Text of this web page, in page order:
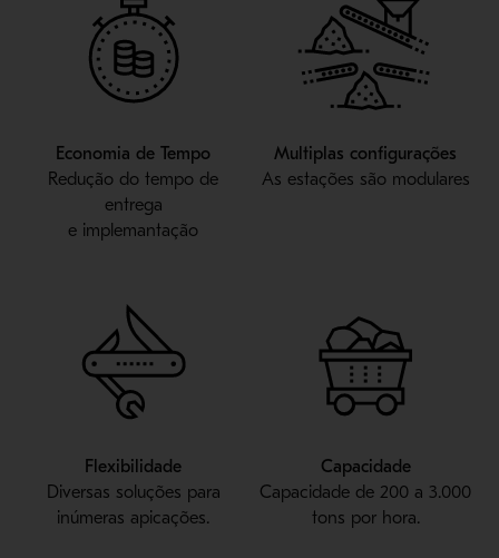
Economia de Tempo
Redução do tempo de
entrega
e implemantação
Multiplas configurações
As estações são modulares
Flexibilidade
Diversas soluções para
inúmeras apicações.
Capacidade
Capacidade de 200 a 3.000
tons por hora.